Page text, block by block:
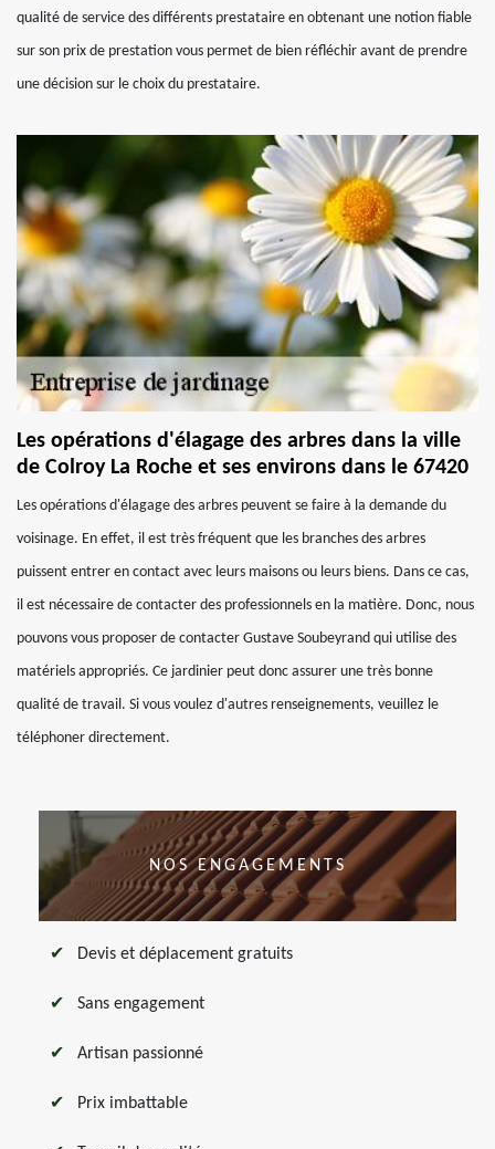
qualité de service des différents prestataire en obtenant une notion fiable
sur son prix de prestation vous permet de bien réfléchir avant de prendre
une décision sur le choix du prestataire.
Les opérations d'élagage des arbres dans la ville
de Colroy La Roche et ses environs dans le 67420
Les opérations d'élagage des arbres peuvent se faire à la demande du
voisinage. En effet, il est très fréquent que les branches des arbres
puissent entrer en contact avec leurs maisons ou leurs biens. Dans ce cas,
il est nécessaire de contacter des professionnels en la matière. Donc, nous
pouvons vous proposer de contacter Gustave Soubeyrand qui utilise des
matériels appropriés. Ce jardinier peut donc assurer une très bonne
qualité de travail. Si vous voulez d'autres renseignements, veuillez le
téléphoner directement.
NOS ENGAGEMENTS
Devis et déplacement gratuits
Sans engagement
Artisan passionné
Prix imbattable